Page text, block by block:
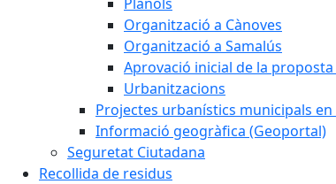
Organització a Cànoves
Organització a Samalús
Aprovació inicial de la
Urbanitzacions
Projectes urbanístics municipals en
Informació geogràfica (Geoportal)
Seguretat Ciutadana
Recollida de residus